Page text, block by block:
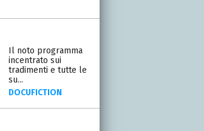
Il noto programma
incentrato sui
tradimenti e tutte le
su...
DOCUFICTION